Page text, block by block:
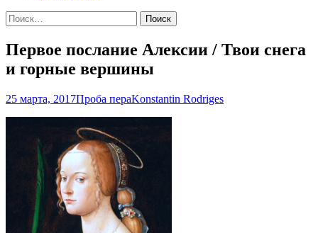
Найти:
Первое послание Алексии / Твои снега
и горные вершины
25 марта, 2017Проба пераKonstantin Rodriges